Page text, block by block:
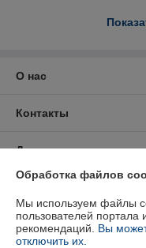
О нас
Контакты
Доставка и оплата
Полная версия сайта
Обработка файлов
Мы используем файлы
пользователей
рекомендаций. Вы
отключить их.